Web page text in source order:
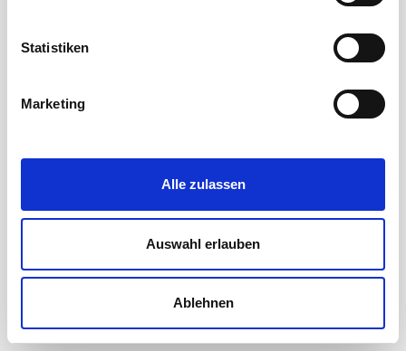
Statistiken
Marketing
Alle zulassen
Auswahl erlauben
Ablehnen